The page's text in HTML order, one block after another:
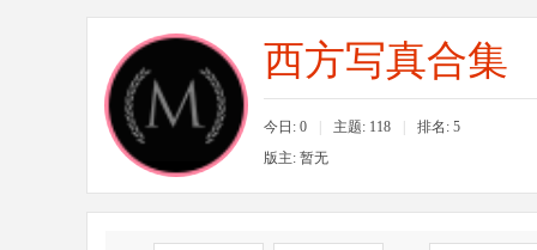
»
西方写真合集
今日: 0 主题: 118 排名: 5
版主: 暂无